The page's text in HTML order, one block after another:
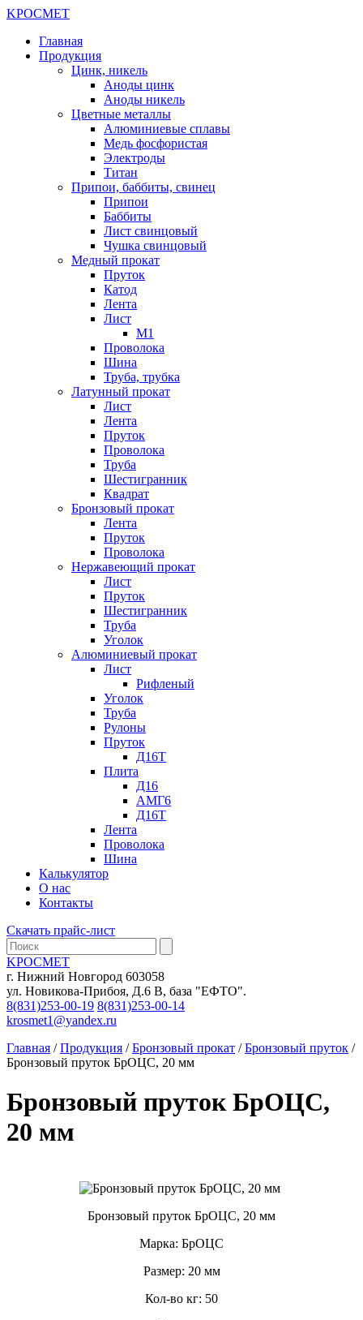
KРОСМЕТ
Главная
Продукция
Цинк, никель
Аноды цинк
Аноды никель
Цветные металлы
Алюминиевые сплавы
Медь фосфористая
Электроды
Титан
Припои, баббиты, свинец
Припои
Баббиты
Лист свинцовый
Чушка свинцовый
Медный прокат
Пруток
Катод
Лента
Лист
М1
Проволока
Шина
Труба, трубка
Латунный прокат
Лист
Лента
Пруток
Проволока
Труба
Шестигранник
Квадрат
Бронзовый прокат
Лента
Пруток
Проволока
Нержавеющий прокат
Лист
Пруток
Шестигранник
Труба
Уголок
Алюминиевый прокат
Лист
Рифленый
Уголок
Труба
Рулоны
Пруток
Д16Т
Плита
Д16
АМГ6
Д16Т
Лента
Проволока
Шина
Калькулятор
О нас
Контакты
Скачать прайс-лист
KРОСМЕТ
г. Нижний Новгород 603058
ул. Новикова-Прибоя, Д.6 В, база "ЕФТО".
8(831)253-00-19 8(831)253-00-14
krosmet1@yandex.ru
Главная /Продукция /Бронзовый прокат /Бронзовый пруток /
Бронзовый пруток БрОЦС, 20 мм
Бронзовый пруток БрОЦС,
20 мм
Бронзовый пруток БрОЦС, 20 мм
Марка: БрОЦС
Размер: 20 мм
Кол-во кг: 50